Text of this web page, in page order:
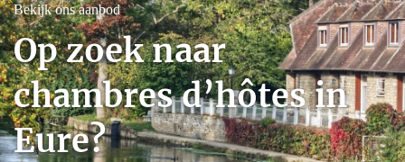
Bekijk ons aanbod
Op zoek naar
chambres d’hôtes in
Eure?